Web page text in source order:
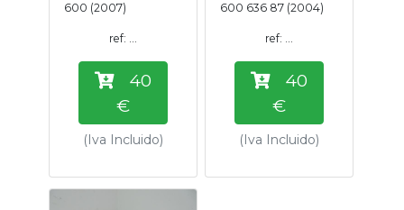
Formulario
Empresa
Contacto
600 (2007)
ref: ...
40
€
(Iva Incluido)
600 636 87 (2004)
ref: ...
40
€
(Iva Incluido)